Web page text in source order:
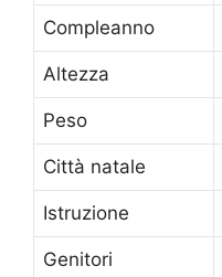
Compleanno
Altezza
Peso
Città natale
Istruzione
Genitori